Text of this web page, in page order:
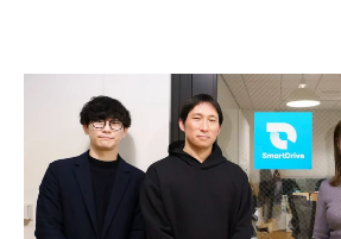
の削減、アップセル受注金額の増加